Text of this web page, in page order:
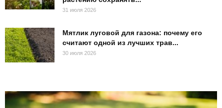
31 июля 2026
Мятлик луговой для газона: почему его
считают одной из лучших трав...
30 июля 2026